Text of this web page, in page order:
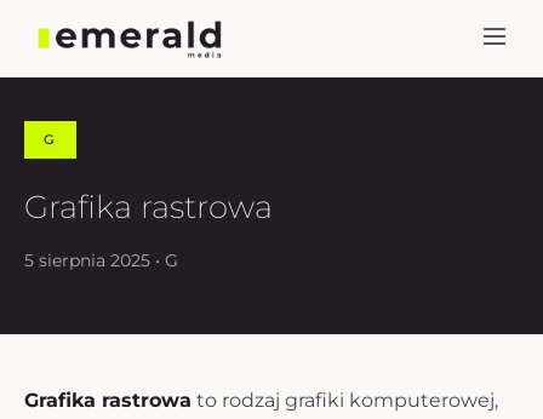
G
Grafika rastrowa
5 sierpnia 2025 • G
Grafika rastrowa to rodzaj grafiki komputerowej,